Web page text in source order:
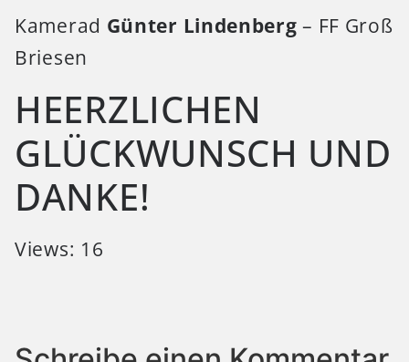
Kamerad Günter Lindenberg – FF Groß
Briesen
HEERZLICHEN
GLÜCKWUNSCH UND
DANKE!
Views: 16